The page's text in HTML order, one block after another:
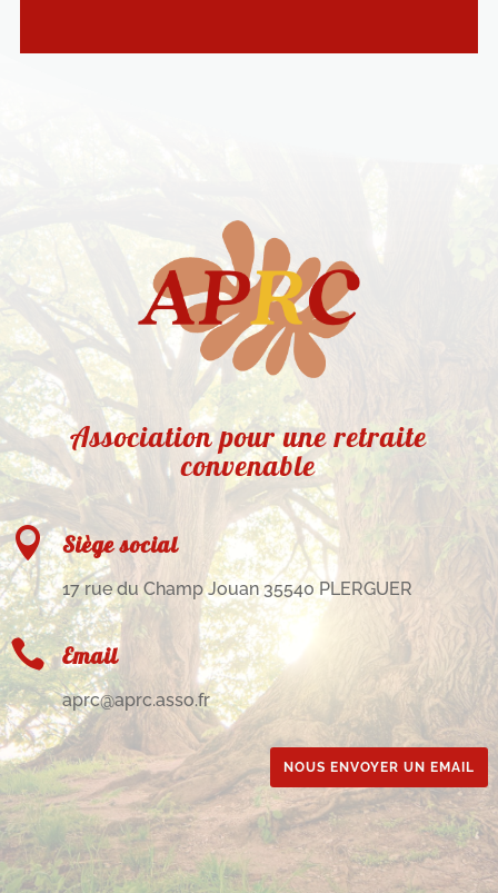
Association pour une retraite
convenable
 Siège social
17 rue du Champ Jouan 35540 PLERGUER
 Email
aprc@aprc.asso.fr
NOUS ENVOYER UN EMAIL